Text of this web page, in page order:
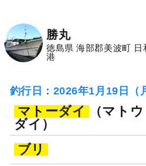
勝丸
徳島県 海部郡美波町 日
港
釣行日：2026年1月19日（
マトーダイ
（マトウ
ダイ）
ブリ